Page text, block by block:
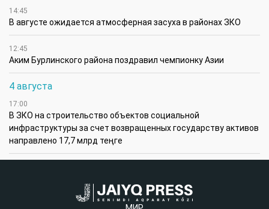
14:45
В августе ожидается атмосферная засуха в районах ЗКО
12:45
Аким Бурлинского района поздравил чемпионку Азии
4 августа
17:00
В ЗКО на строительство объектов социальной
инфраструктуры за счет возвращенных государству активов
направлено 17,7 млрд теңге